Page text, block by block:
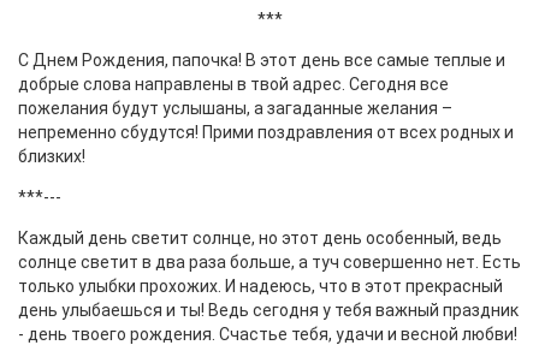
***
С Днем Рождения, папочка! В этот день все самые теплые и
добрые слова направлены в твой адрес. Сегодня все
пожелания будут услышаны, а загаданные желания –
непременно сбудутся! Прими поздравления от всех родных и
близких!
***---
Каждый день светит солнце, но этот день особенный, ведь
солнце светит в два раза больше, а туч совершенно нет. Есть
только улыбки прохожих. И надеюсь, что в этот прекрасный
день улыбаешься и ты! Ведь сегодня у тебя важный праздник
- день твоего рождения. Счастье тебя, удачи и весной любви!